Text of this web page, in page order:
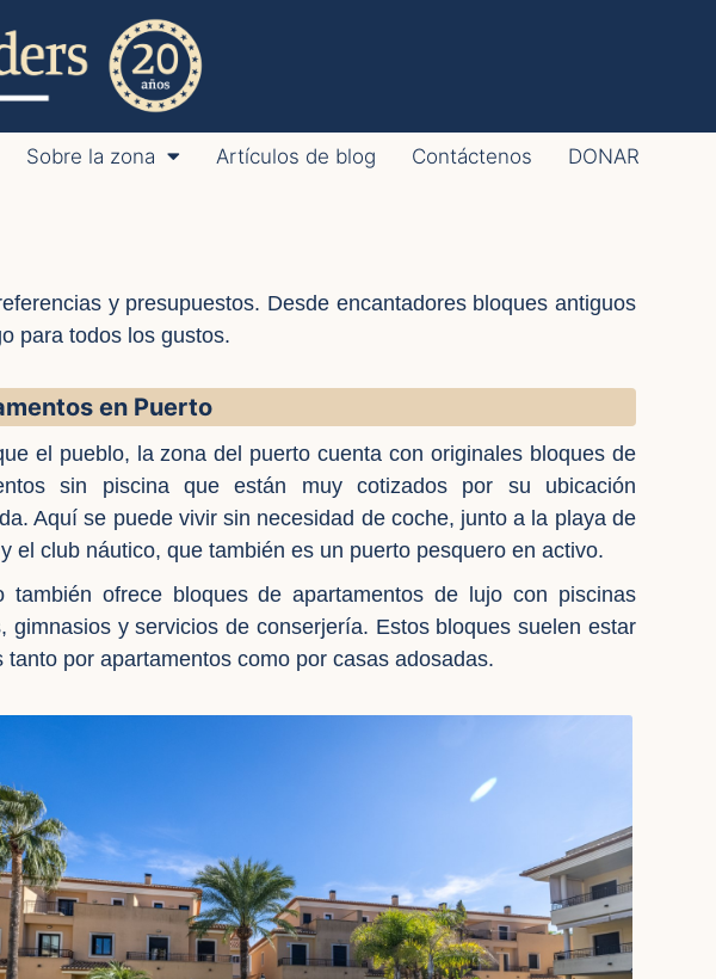
Sobre la zona Artículos de blog Contáctenos DONAR
y presupuestos. Desde encantadores bloques antiguos
para todos los gustos.
en Puerto
el pueblo, la zona del puerto cuenta con originales bloques de
sin piscina que están muy cotizados por su ubicación
Aquí se puede vivir sin necesidad de coche, junto a la playa de
el club náutico, que también es un puerto pesquero en activo.
también ofrece bloques de apartamentos de lujo con piscinas
gimnasios y servicios de conserjería. Estos bloques suelen estar
tanto por apartamentos como por casas adosadas.